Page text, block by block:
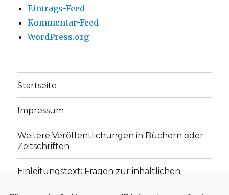
Eintrags-Feed
Kommentar-Feed
WordPress.org
Startseite
Impressum
Weitere Veröffentlichungen in Büchern oder
Zeitschriften
Einleitungstext: Fragen zur inhaltlichen
„schwachen Glaubens“